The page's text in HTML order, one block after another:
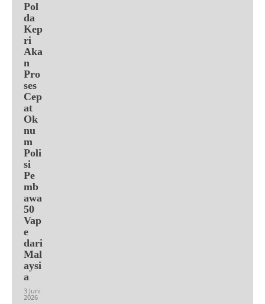
Pol
da
Kep
ri
Aka
n
Pro
ses
Cep
at
Ok
nu
m
Poli
si
Pe
mb
awa
50
Vap
e
dari
Mal
aysi
a
3 Juni
2026